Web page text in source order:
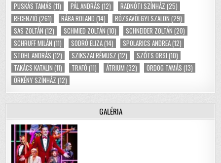
PUSKÁS TAMÁS (11) PÁL ANDRÁS (12) RADNÓTI SZÍNHÁZ (25)
RECENZIÓ (261) RÁBA ROLAND (14) RÓZSAVÖLGYI SZALON (29)
SAS ZOLTÁN (12) SCHMIED ZOLTÁN (10) SCHNEIDER ZOLTÁN (20)
SCHRUFF MILÁN (11) SODRÓ ELIZA(14) SPOLARICS ANDREA(12)
STOHL ANDRÁS (12) SZIKSZAI RÉMUSZ (12) SZŐTS ORSI (10)
TAKÁCS KATALIN (11) TRAFÓ (11) ÁTRIUM (32) ÖRDÖG TAMÁS (13)
ÖRKÉNY SZÍNHÁZ (12)
GALÉRIA